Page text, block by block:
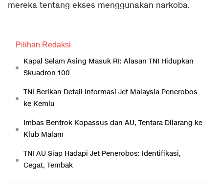
mereka tentang ekses menggunakan narkoba.
Pilihan Redaksi
Kapal Selam Asing Masuk RI: Alasan TNI Hidupkan
Skuadron 100
TNI Berikan Detail Informasi Jet Malaysia Penerobos
ke Kemlu
Imbas Bentrok Kopassus dan AU, Tentara Dilarang ke
Klub Malam
TNI AU Siap Hadapi Jet Penerobos: Identifikasi,
Cegat, Tembak